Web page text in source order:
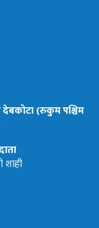
देबकोटा (रुकुम पश्चिम
शाही